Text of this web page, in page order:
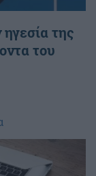
της
του